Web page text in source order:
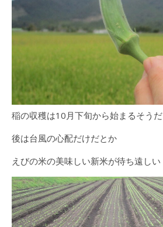
稲の収穫は10月下旬から始まるそうだ
後は台風の心配だけだとか
えびの米の美味しい新米が待ち遠しい